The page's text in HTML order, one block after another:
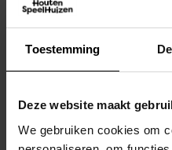
Toestemming
Deze website maakt
We gebruiken cookies om